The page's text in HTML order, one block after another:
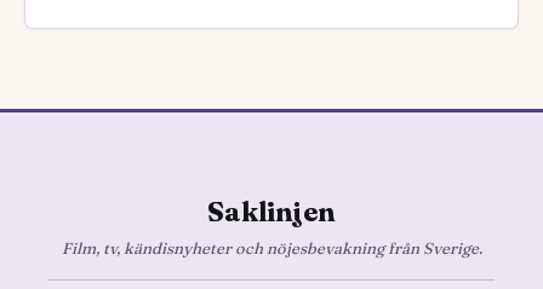
Saklinjen
Film, tv, kändisnyheter och nöjesbevakning från Sverige.